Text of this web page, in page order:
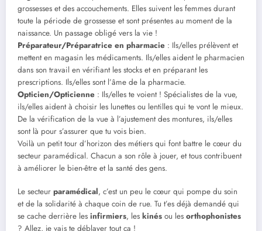
grossesses et des accouchements. Elles suivent les femmes durant
toute la période de grossesse et sont présentes au moment de la
naissance. Un passage obligé vers la vie !
Préparateur/Préparatrice en pharmacie : Ils/elles prélèvent et
mettent en magasin les médicaments. Ils/elles aident le pharmacien
dans son travail en vérifiant les stocks et en préparant les
prescriptions. Ils/elles sont l’âme de la pharmacie.
Opticien/Opticienne : Ils/elles te voient ! Spécialistes de la vue,
ils/elles aident à choisir les lunettes ou lentilles qui te vont le mieux.
De la vérification de la vue à l’ajustement des montures, ils/elles
sont là pour s’assurer que tu vois bien.
Voilà un petit tour d’horizon des métiers qui font battre le cœur du
secteur paramédical. Chacun a son rôle à jouer, et tous contribuent
à améliorer le bien-être et la santé des gens.
Le secteur paramédical, c’est un peu le cœur qui pompe du soin
et de la solidarité à chaque coin de rue. Tu t’es déjà demandé qui
se cache derrière les infirmiers, les kinés ou les orthophonistes
? Allez, je vais te déblayer tout ça !